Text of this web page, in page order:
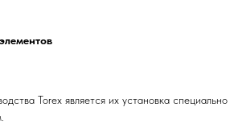
Torex является их установка